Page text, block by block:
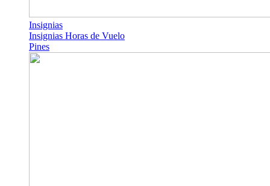
Insignias
Insignias Horas de Vuelo
Pines